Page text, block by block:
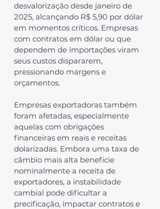
desvalorização desde janeiro de
2025, alcançando R$ 5,90 por dólar
em momentos críticos. Empresas
com contratos em dólar ou que
dependem de importações viram
seus custos dispararem,
pressionando margens e
orçamentos.
Empresas exportadoras também
foram afetadas, especialmente
aquelas com obrigações
financeiras em reais e receitas
dolarizadas. Embora uma taxa de
câmbio mais alta beneficie
nominalmente a receita de
exportadores, a instabilidade
cambial pode dificultar a
precificação, impactar contratos e